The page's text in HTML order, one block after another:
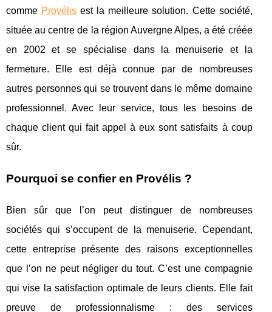
comme Provélis est la meilleure solution. Cette société,
située au centre de la région Auvergne Alpes, a été créée
en 2002 et se spécialise dans la menuiserie et la
fermeture. Elle est déjà connue par de nombreuses
autres personnes qui se trouvent dans le même domaine
professionnel. Avec leur service, tous les besoins de
chaque client qui fait appel à eux sont satisfaits à coup
sûr.
Pourquoi se confier en Provélis ?
Bien sûr que l’on peut distinguer de nombreuses
sociétés qui s’occupent de la menuiserie. Cependant,
cette entreprise présente des raisons exceptionnelles
que l’on ne peut négliger du tout. C’est une compagnie
qui vise la satisfaction optimale de leurs clients. Elle fait
preuve de professionnalisme : des services